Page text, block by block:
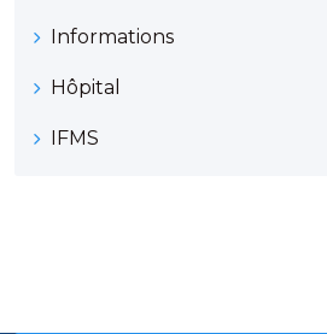
Informations
Hôpital
IFMS